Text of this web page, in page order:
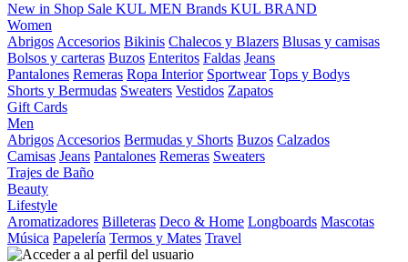
New in Shop Sale KUL MEN Brands KUL BRAND
Women
Abrigos Accesorios Bikinis Chalecos y Blazers Blusas y camisas
Bolsos y carteras Buzos Enteritos Faldas Jeans
Pantalones Remeras Ropa Interior Sportwear Tops y Bodys
Shorts y Bermudas Sweaters Vestidos Zapatos
Gift Cards
Men
Abrigos Accesorios Bermudas y Shorts Buzos Calzados
Camisas Jeans Pantalones Remeras Sweaters
Trajes de Baño
Beauty
Lifestyle
Aromatizadores Billeteras Deco & Home Longboards Mascotas
Música Papelería Termos y Mates Travel